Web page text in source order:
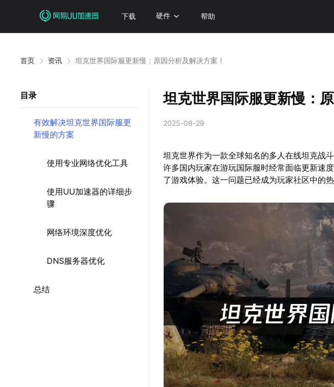
下载 硬件 帮助
首页 资讯 坦克世界国际服更新慢：原因分析及解决方案！
目录
有效解决坦克世界国际服更
新慢的方案
使用专业网络优化工具
使用UU加速器的详细步
骤
网络环境深度优化
DNS服务器优化
总结
坦克世界国际服更新慢：
2025-08-29
坦克世界作为一款全球知名的多人在线坦克战
许多国内玩家在游玩国际服时经常面临更新速
了游戏体验。这一问题已经成为玩家社区中的